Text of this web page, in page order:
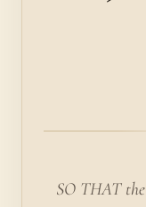
SO THAT